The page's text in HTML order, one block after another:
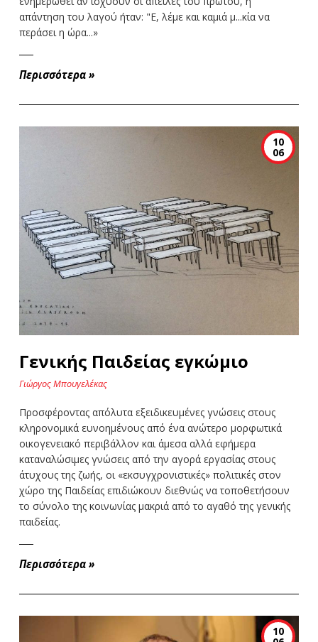
απάντηση του λαγού ήταν: "Ε, λέμε και καμιά μ...κία να
περάσει η ώρα...»
Περισσότερα »
10
06
Γενικής Παιδείας εγκώμιο
Γιώργος Μπουγελέκας
Προσφέροντας απόλυτα εξειδικευμένες γνώσεις στους
κληρονομικά ευνοημένους από ένα ανώτερο μορφωτικά
οικογενειακό περιβάλλον και άμεσα αλλά εφήμερα
καταναλώσιμες γνώσεις από την αγορά εργασίας στους
άτυχους της ζωής, οι «εκσυγχρονιστικές» πολιτικές στον
χώρο της Παιδείας επιδιώκουν διεθνώς να τοποθετήσουν
το σύνολο της κοινωνίας μακριά από το αγαθό της γενικής
παιδείας.
Περισσότερα »
10